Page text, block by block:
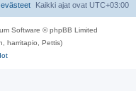
Kaikki ajat ovat UTC+03:00
Software © phpBB Limited
harritapio, Pettis)